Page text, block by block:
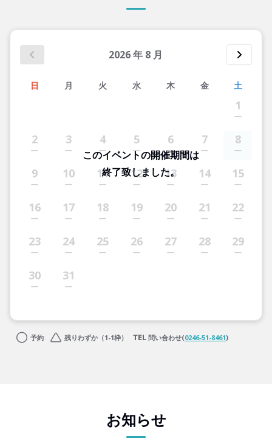
2026年 8 月
日 月 火 水 木 金 土
1
2 3 4 5 6 7 8
9 10 11 12 13 14 15
16 17 18 19 20 21 22
23 24 25 26 27 28 29
30 31
このイベントの開催期間は
終了致しました。
予約 残りわずか（1-1枠） 問い合わせ(0246-51-8461)
お知らせ